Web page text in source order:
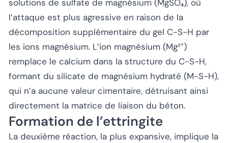
solutions de sulfate de magnésium (MgSO₄), où
l’attaque est plus agressive en raison de la
décomposition supplémentaire du gel C-S-H par
les ions magnésium. L’ion magnésium (Mg²⁺)
remplace le calcium dans la structure du C-S-H,
formant du silicate de magnésium hydraté (M-S-H),
qui n’a aucune valeur cimentaire, détruisant ainsi
directement la matrice de liaison du béton.
Formation de l’ettringite
La deuxième réaction, la plus expansive, implique la